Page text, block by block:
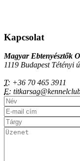
Kapcsolat
Magyar Ebtenyésztők
1119 Budapest Tétényi
T: +36 70 465 3911
E: